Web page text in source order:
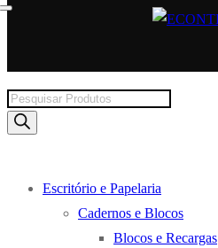
Products
search
Escritório e Papelaria
Cadernos e Blocos
Blocos e Recargas